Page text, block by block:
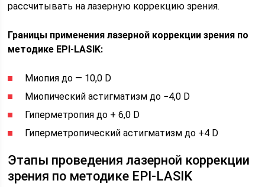
рассчитывать на лазерную коррекцию зрения.
Границы применения лазерной коррекции зрения по
методике EPI-LASIK:
​ Миопия до — 10,0 D
​ Миопический астигматизм до −4,0 D
​ Гиперметропия до + 6,0 D
​ Гиперметропический астигматизм до +4 D
Этапы проведения лазерной коррекции
зрения по методике EPI-LASIK